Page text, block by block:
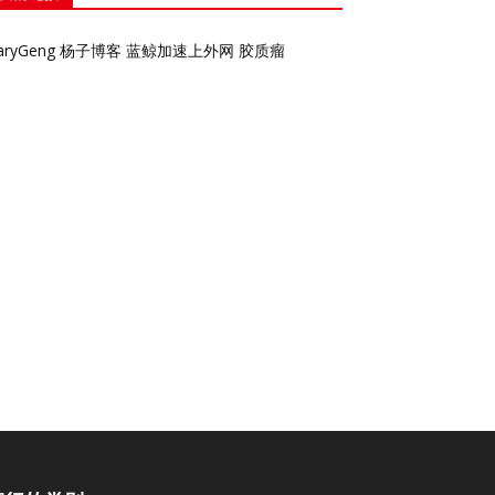
杨子博客 蓝鲸加速上外网 胶质瘤